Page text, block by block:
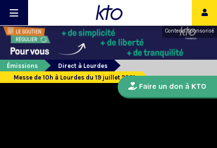
Contenu sponsorisé
Émissions
Direct à Lourdes
Messe de 10h à Lourdes du 19 juillet 2021
Faire un don à KTO